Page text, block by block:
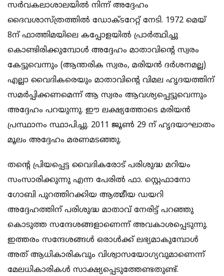
സര്‍വകലാശാലയില്‍ നിന്ന് അദ്ദേഹം
ദൈവശാസ്ത്രത്തില്‍ ഡോക്ടറേറ്റ് നേടി. 1972 മെയ്
8ന് ഫാത്തിമയിലെ കപ്പോളയില്‍ പ്രാര്‍ത്ഥിച്ചു
കൊണ്ടിരിക്കുമ്പോള്‍ അദ്ദേഹം മാതാവിന്റെ സ്വരം
കേട്ടുവെന്നും (ആന്തരിക സ്വരം, മരിയന്‍ ദര്‍ശനമല്ല)
എല്ലാ വൈദികരെയും മാതാവിന്റെ വിമല ഹൃദയത്തിന്
സമര്‍പ്പിക്കണമെന്ന് ആ സ്വരം ആവശ്യപ്പെട്ടുവെന്നും
അദ്ദേഹം പറയുന്നു. ഈ ലക്ഷ്യത്തോടെ മരിയന്‍
പ്രസ്ഥാനം സ്ഥാപിച്ചു. 2011 ജൂണ്‍ 29 ന് ഹൃദയാഘാതം
മൂലം അദ്ദേഹം മരണമടഞ്ഞു.
തന്റെ പ്രിയപ്പെട്ട വൈദികരോട് പരിശുദ്ധ മറിയം
സംസാരിക്കുന്നു എന്ന പേരില്‍ ഫാ. സ്റ്റെഫാനോ
ഗോബി പുറത്തിറക്കിയ ആത്മീയ ഡയറി
അദ്ദേഹത്തിന് പരിശുദ്ധ മാതാവ് നേരിട്ട് പറഞ്ഞു
കൊടുത്ത സന്ദേശങ്ങളാണെന്ന് അവകാശപ്പെടുന്നു.
ഇത്തരം സന്ദേശങ്ങള്‍ ഒരാള്‍ക്ക് ലഭ്യമാകുമ്പോള്‍
അത് ആധികാരികവും വിശ്വാസയോഗ്യവുമാണെന്ന്
മേലധികാരികള്‍ സാക്ഷ്യപ്പെടുത്തേണ്ടതുണ്ട്.